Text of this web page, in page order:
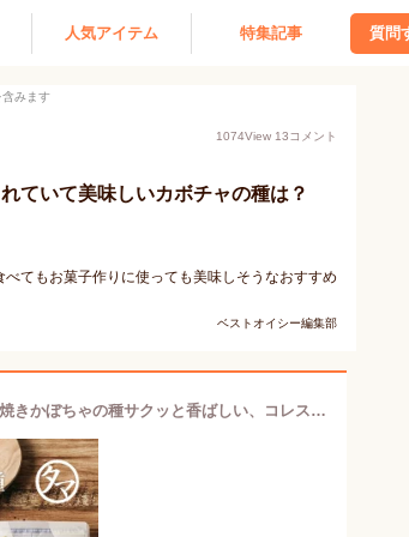
人気アイテム 特集記事 質問
みます
1074View 13コメント
ていて美味しいカボチャの種は？
てもお菓子作りに使っても美味しそうなおすすめ
ベストオイシー編集部
【送料無料】ローストかぼちゃの種 250g無塩・無油の素焼きかぼちゃの種サクッと香ばしい、コレステロールゼロのヘルシー食材。大変希少な大粒の内モンゴル自治区産パンプキンシードを100％使用【パンプキンシード】【無添加 食用】【ハロウィン】